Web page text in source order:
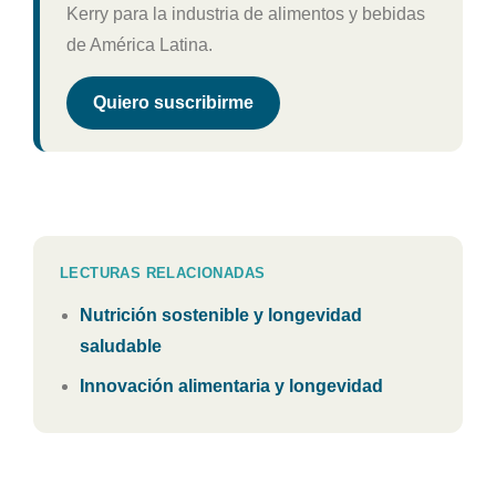
Kerry para la industria de alimentos y bebidas
de América Latina.
Quiero suscribirme
LECTURAS RELACIONADAS
Nutrición sostenible y longevidad
saludable
Innovación alimentaria y longevidad